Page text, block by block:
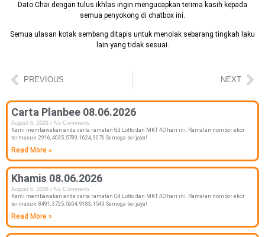
Dato Chai dengan tulus ikhlas ingin mengucapkan terima kasih kepada
semua penyokong di chatbox ini.
Semua ulasan kotak sembang ditapis untuk menolak sebarang tingkah laku
lain yang tidak sesuai.
PREVIOUS NEXT
Carta Planbee 08.06.2026
August 6, 2026
No Comments
Kami membawakan anda carta ramalan Gd Lotto dan MKT 4D hari ini. Ramalan nombor ekor
termasuk: 2916, 4035, 5789, 1624, 9076 Semoga berjaya!
Read More »
Khamis 08.06.2026
August 6, 2026
No Comments
Kami membawakan anda carta ramalan Gd Lotto dan MKT 4D hari ini. Ramalan nombor ekor
termasuk: 8491, 3725, 5604, 9183, 1543 Semoga berjaya!
Read More »